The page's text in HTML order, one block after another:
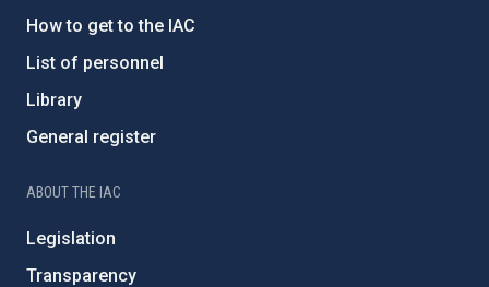
How to get to the IAC
List of personnel
Library
General register
ABOUT THE IAC
Legislation
Transparency